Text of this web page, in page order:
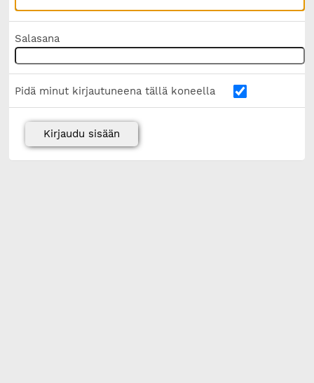
Salasana
Pidä minut kirjautuneena tällä koneella